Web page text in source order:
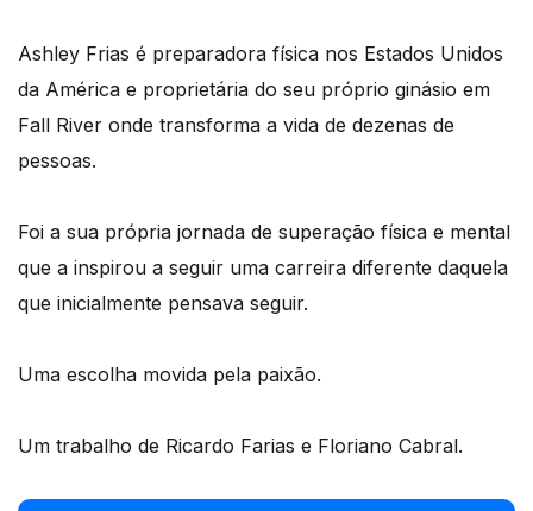
Ashley Frias é preparadora física nos Estados Unidos
da América e proprietária do seu próprio ginásio em
Fall River onde transforma a vida de dezenas de
pessoas.
Foi a sua própria jornada de superação física e mental
que a inspirou a seguir uma carreira diferente daquela
que inicialmente pensava seguir.
Uma escolha movida pela paixão.
Um trabalho de Ricardo Farias e Floriano Cabral.